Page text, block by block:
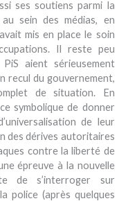
ses soutiens parmi la
sein des médias, en
mis en place le soin
Il reste peu
aient sérieusement
recul du gouvernement,
de situation. En
symbolique de donner
de leur
des dérives autoritaires
contre la liberté de
épreuve à la nouvelle
de s’interroger sur
police (après quelques